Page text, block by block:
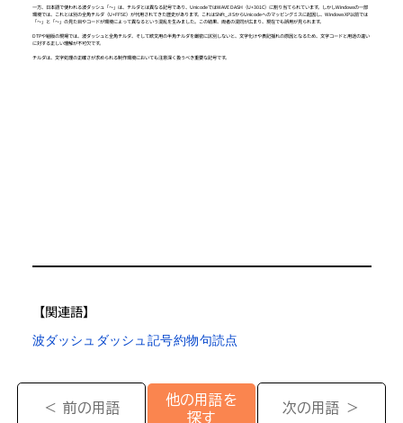
一方、日本語で使われる波ダッシュ「〜」は、チルダとは異なる記号であり、UnicodeではWAVE DASH（U+301C）に割り当てられています。しかしWindowsの一部
環境では、これとは別の全角チルダ（U+FF5E）が代用されてきた歴史があります。これはShift_JISからUnicodeへのマッピングミスに起因し、Windows XP以前では
「〜」と「～」の見た目やコードが環境によって異なるという混乱を生みました。この結果、両者の混同が広まり、現在でも誤用が見られます。
DTPや組版の現場では、波ダッシュと全角チルダ、そして欧文用の半角チルダを厳密に区別しないと、文字化けや表記揺れの原因となるため、文字コードと用途の違い
に対する正しい理解が不可欠です。
チルダは、文字処理の正確さが求められる制作環境においても注意深く扱うべき重要な記号です。
【​関連語】
波ダッシュ ダッシュ 記号約物句読点
＜ 前の用語
他の用語を
探す
次の用語 ＞